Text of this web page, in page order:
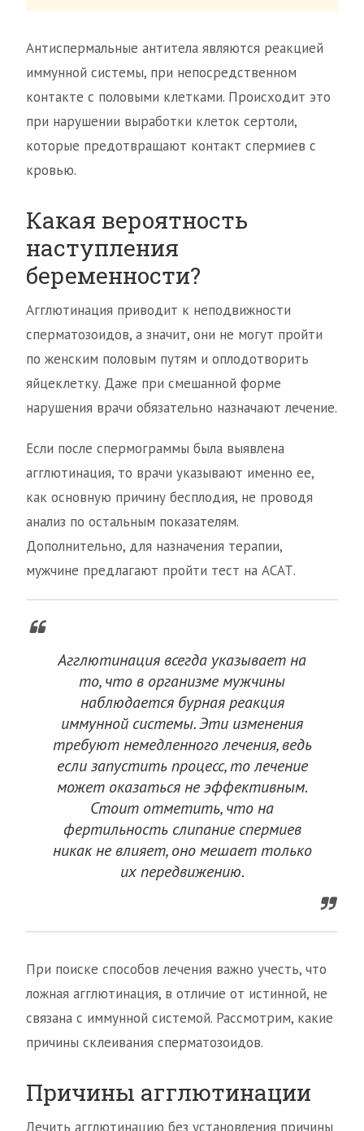
Антиспермальные антитела являются реакцией
иммунной системы, при непосредственном
контакте с половыми клетками. Происходит это
при нарушении выработки клеток сертоли,
которые предотвращают контакт спермиев с
кровью.
Какая вероятность
наступления
беременности?
Агглютинация приводит к неподвижности
сперматозоидов, а значит, они не могут пройти
по женским половым путям и оплодотворить
яйцеклетку. Даже при смешанной форме
нарушения врачи обязательно назначают лечение.
Если после спермограммы была выявлена
агглютинация, то врачи указывают именно ее,
как основную причину бесплодия, не проводя
анализ по остальным показателям.
Дополнительно, для назначения терапии,
мужчине предлагают пройти тест на АСАТ.
Агглютинация всегда указывает на
то, что в организме мужчины
наблюдается бурная реакция
иммунной системы. Эти изменения
требуют немедленного лечения, ведь
если запустить процесс, то лечение
может оказаться не эффективным.
Стоит отметить, что на
фертильность слипание спермиев
никак не влияет, оно мешает только
их передвижению.
При поиске способов лечения важно учесть, что
ложная агглютинация, в отличие от истинной, не
связана с иммунной системой. Рассмотрим, какие
причины склеивания сперматозоидов.
Причины агглютинации
Лечить агглютинацию без установления причины